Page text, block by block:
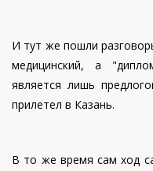
И тут же пошли
медицинский, а
является лишь
прилетел в Казань.
В то же время сам ход